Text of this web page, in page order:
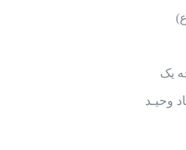
یک
وحیـد